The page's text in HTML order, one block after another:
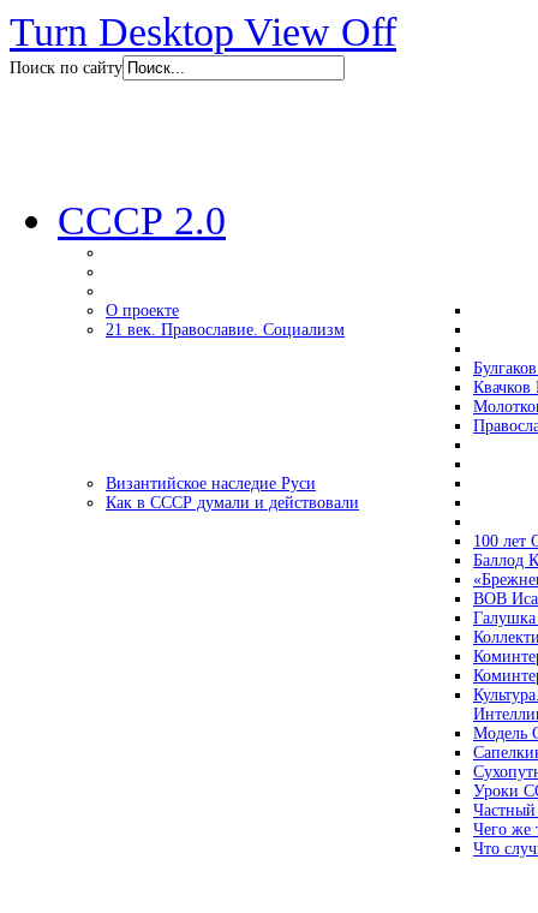
Turn Desktop View Off
Поиск по сайту
СССР 2.0
О проекте
21 век. Православие. Социализм
Византийское наследие Руси
Как в СССР думали и действовали
100 лет
Баллод
ВОВ
Модель
Уроки
Чего же
Что